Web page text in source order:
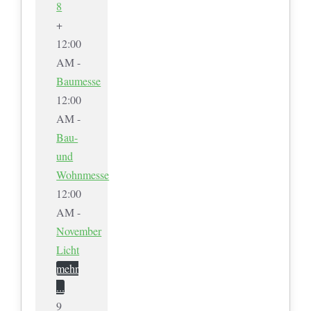
8
+
12:00
AM -
Baumesse
12:00
AM -
Bau-
und
Wohnmesse
12:00
AM -
November
Licht
mehr
...
9